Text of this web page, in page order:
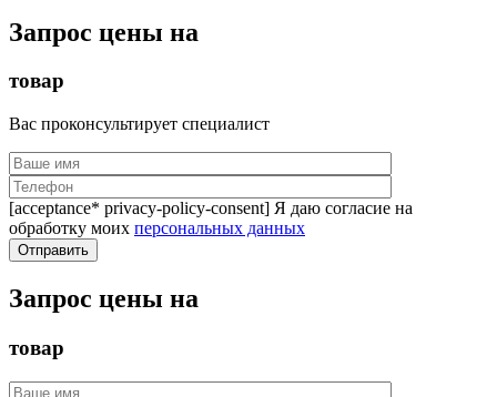
Запрос цены на
товар
Вас проконсультирует специалист
[acceptance* privacy-policy-consent] Я даю согласие на
обработку моих персональных данных
Запрос цены на
товар